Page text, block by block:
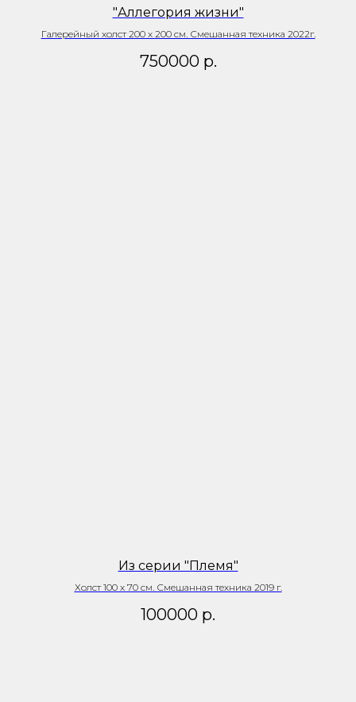
"Аллегория жизни"
Галерейный холст 200 х 200 см. Смешанная техника 2022г.
750000 р.
Из серии "Племя"
Холст 100 х 70 см. Смешанная техника 2019 г.
100000 р.